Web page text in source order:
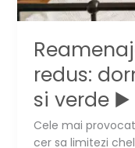
redus:
si verde ▶️
Cele mai
cer sa limitezi